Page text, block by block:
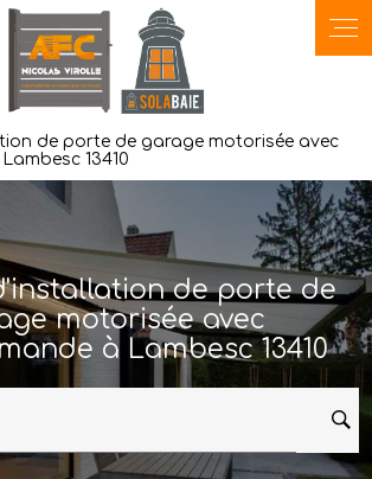
de porte de garage motorisée avec
13410
de porte de
motorisée avec
à Lambesc 13410
des cookies